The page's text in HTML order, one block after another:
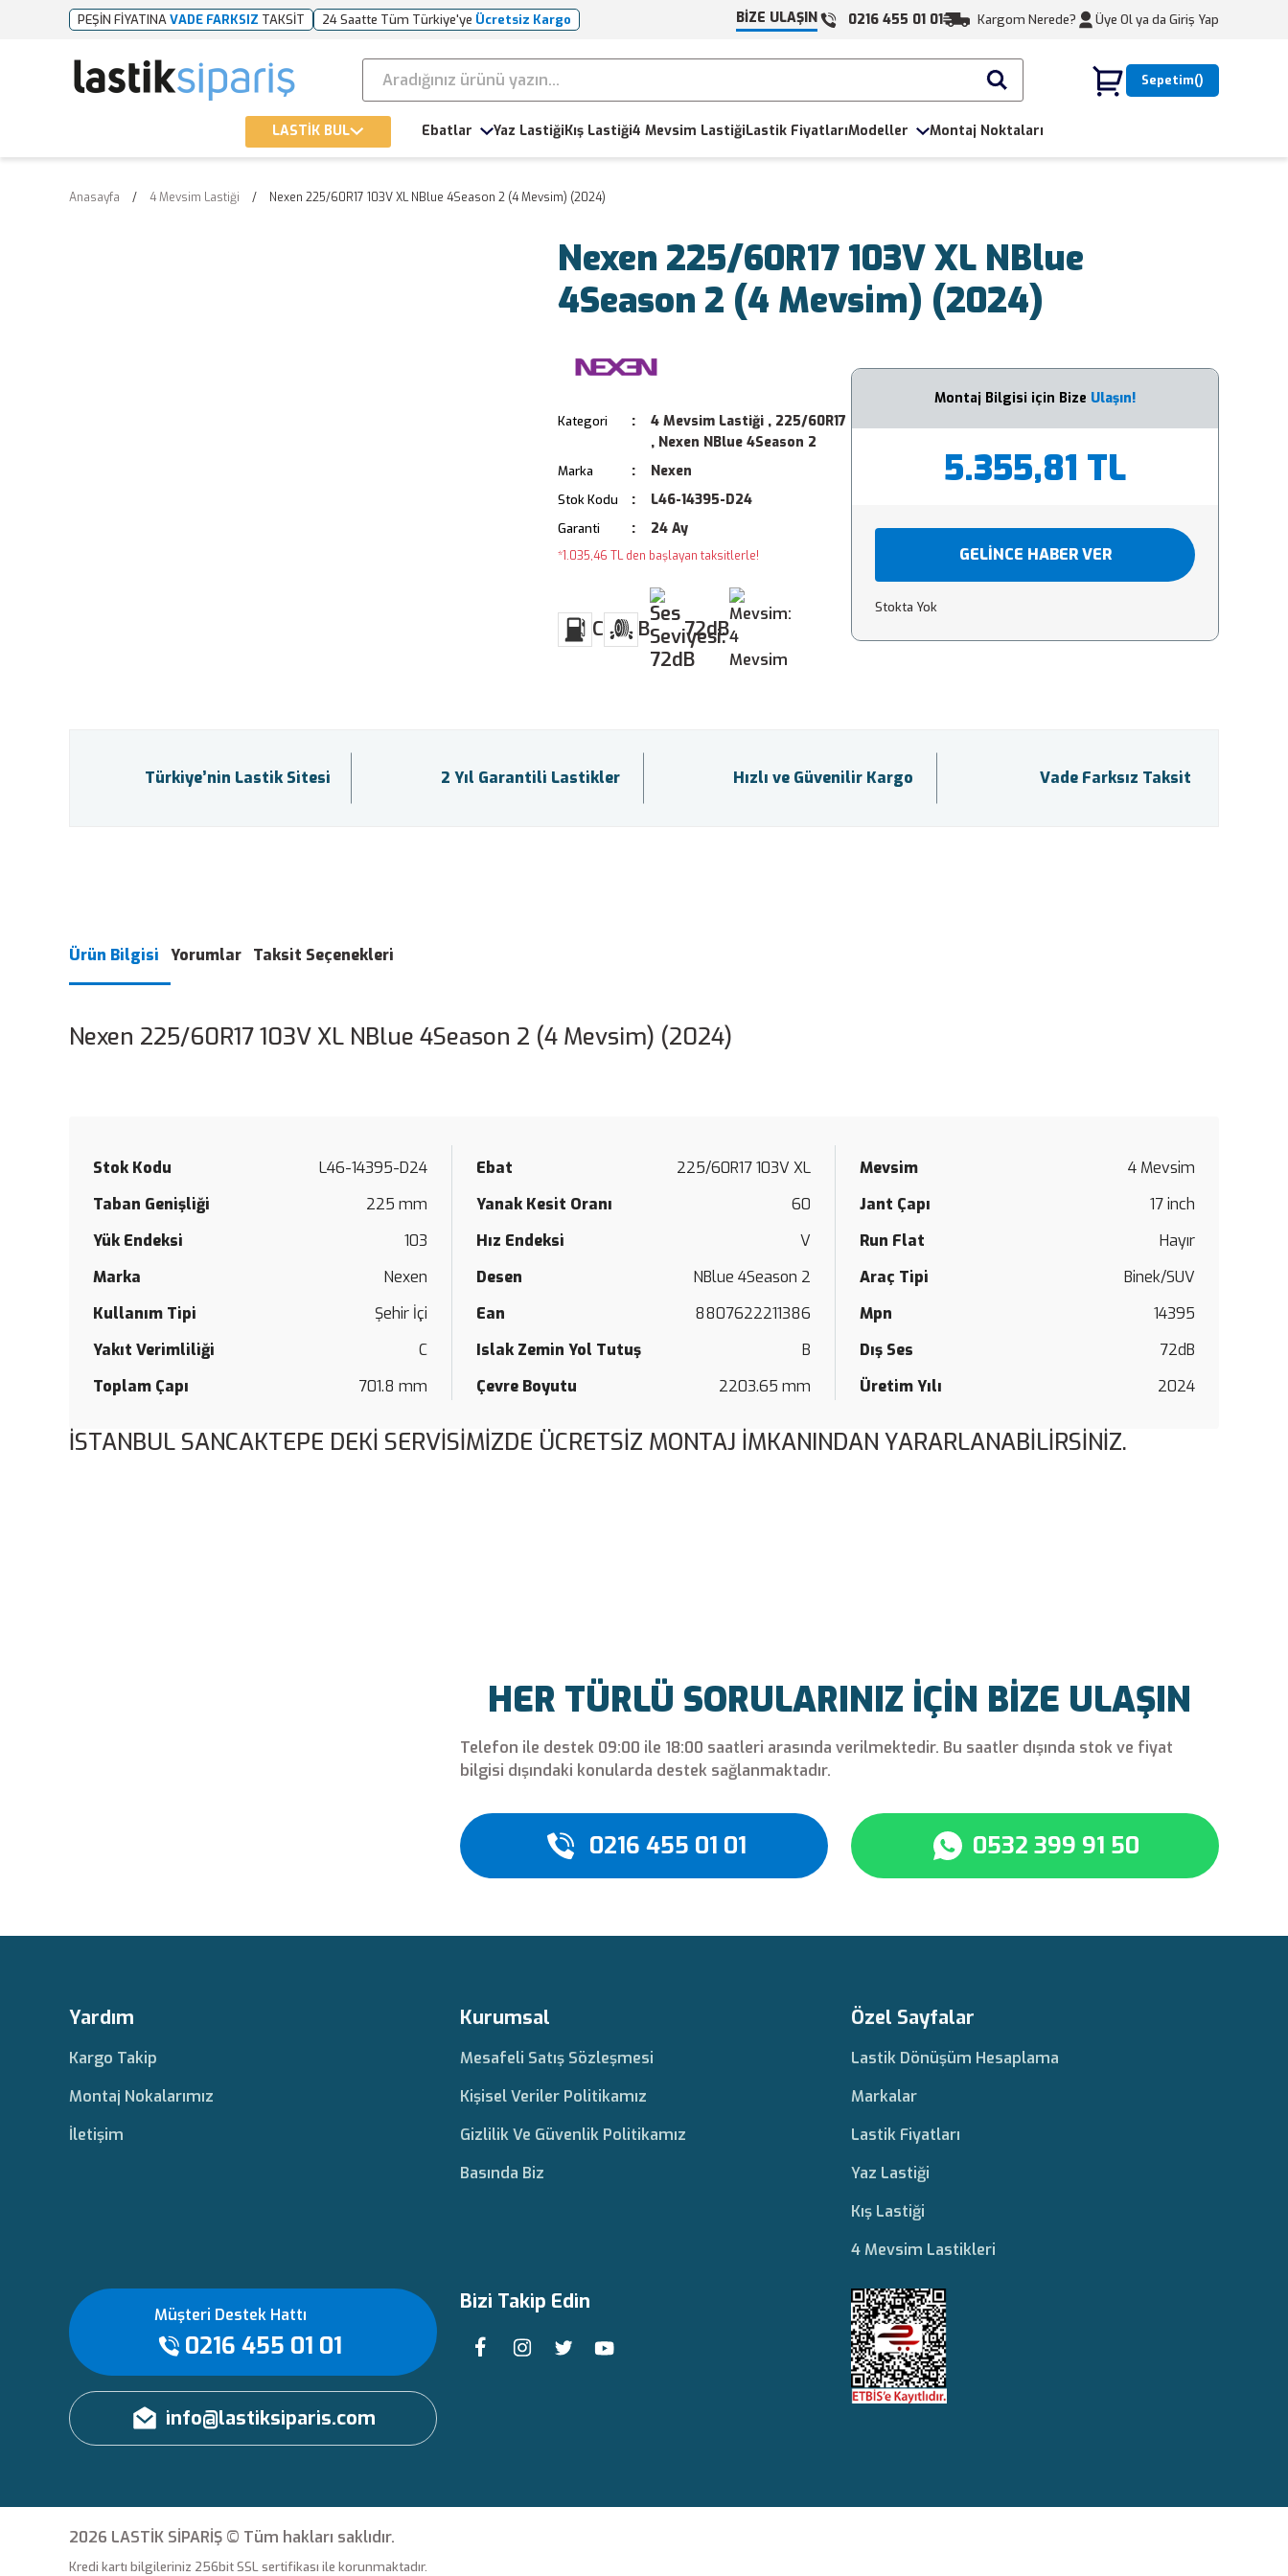
PEŞİN FİYATINAVADE FARKSIZ TAKSİT 24 Saatte Tüm Türkiye'ye Ücretsiz Kargo BİZE ULAŞIN 0216 455 01 01 Kargom Nerede? Üye Ol ya da Giriş Yap
Sepetim
LASTİK BUL Ebatlar Yaz LastiğiKış Lastiği4 Mevsim LastiğiLastik FiyatlarıModeller Montaj Noktaları
Anasayfa 4 Mevsim Lastiği Nexen 225/60R17 103V XL NBlue 4Season 2 (4 Mevsim) (2024)
Nexen 225/60R17 103V XL NBlue
4Season 2 (4 Mevsim) (2024)
Kategori 4 Mevsim Lastiği , 225/60R17
, Nexen NBlue 4Season 2
Marka Nexen
Stok Kodu L46-14395-D24
Garanti 24 Ay
*1.035,46 TL den başlayan taksitlerle!
C B 72dB
Montaj Bilgisi için Bize Ulaşın!
5.355,81 TL
GELİNCE HABER VER
Stokta Yok
Türkiye’nin Lastik Sitesi 2 Yıl Garantili Lastikler Hızlı ve Güvenilir Kargo Vade Farksız Taksit
Ürün Bilgisi Yorumlar Taksit Seçenekleri
Nexen 225/60R17 103V XL NBlue 4Season 2 (4 Mevsim) (2024)
Stok Kodu L46-14395-D24 Ebat 225/60R17 103V XL Mevsim
4 Mevsim
Taban Genişliği
225 mm Yanak Kesit Oranı 60 Jant Çapı
17 inch
Yük Endeksi
103 Hız Endeksi V Run Flat
Hayır
Marka
Nexen Desen NBlue 4Season 2 Araç Tipi
Binek/SUV
Kullanım Tipi
Şehir İçi Ean 8807622211386 Mpn
14395
Yakıt Verimliliği
C Islak Zemin Yol Tutuş B Dış Ses
72dB
Toplam Çapı
701.8 mm Çevre Boyutu 2203.65 mm Üretim Yılı 2024
İSTANBUL SANCAKTEPE DEKİ SERVİSİMİZDE ÜCRETSİZ MONTAJ İMKANINDAN YARARLANABİLİRSİNİZ.
HER TÜRLÜ SORULARINIZ İÇİN BİZE ULAŞIN
Telefon ile destek 09:00 ile 18:00 saatleri arasında verilmektedir. Bu saatler dışında stok ve fiyat
bilgisi dışındaki konularda destek sağlanmaktadır.
0216 455 01 01 0532 399 91 50
Yardım
Kargo Takip
Montaj Nokalarımız
İletişim
Kurumsal
Mesafeli Satış Sözleşmesi
Kişisel Veriler Politikamız
Gizlilik Ve Güvenlik Politikamız
Basında Biz
Özel Sayfalar
Lastik Dönüşüm Hesaplama
Markalar
Lastik Fiyatları
Yaz Lastiği
Kış Lastiği
4 Mevsim Lastikleri
Müşteri Destek Hattı
0216 455 01 01
info@lastiksiparis.com
Bizi Takip Edin
2026 LASTİK SİPARİŞ © Tüm hakları saklıdır.
Kredi kartı bilgileriniz 256bit SSL sertifikası ile korunmaktadır.